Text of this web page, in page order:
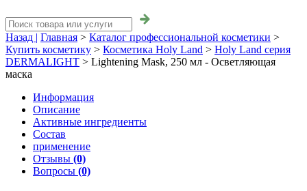
Назад | Главная > Каталог профессиональной косметики >
Купить косметику > Косметика Holy Land > Holy Land серия
DERMALIGHT > Lightening Mask, 250 мл - Осветляющая
маска
Информация
Описание
Активные ингредиенты
Состав
применение
Отзывы (0)
Вопросы (0)